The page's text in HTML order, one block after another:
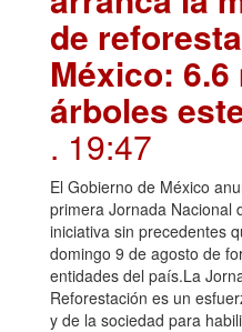
de
México:
árboles
. 19:47
El Gobierno de México
primera Jornada Nacional
iniciativa sin precedentes
domingo 9 de agosto de
entidades del país.La
Reforestación es un
y de la sociedad para